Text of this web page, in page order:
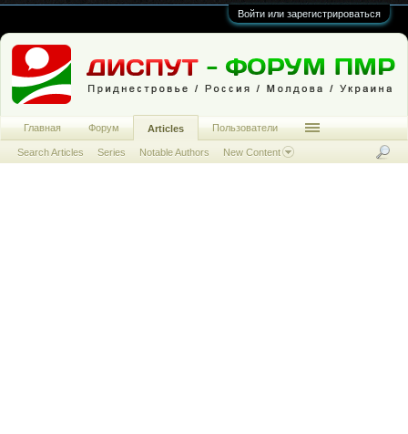
Войти или зарегистрироваться
Главная Форум Articles
Search Articles Series Notable Authors New Content
Пользователи